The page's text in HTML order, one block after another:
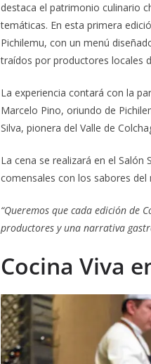
destaca el patrimonio culinario
temáticas. En esta primera
Pichilemu, con un menú
traídos por productores locales
La experiencia contará con la
Marcelo Pino, oriundo de
Silva, pionera del Valle de
La cena se realizará en el
comensales con los sabores
“Queremos que cada edición de
productores y una narrativa
Cocina Viva